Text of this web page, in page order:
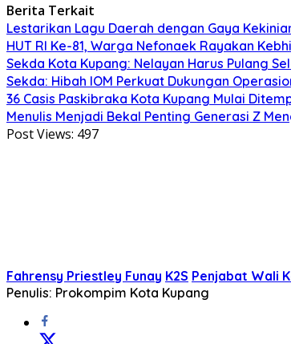
Berita Terkait
Lestarikan Lagu Daerah dengan Gaya
HUT RI Ke-81, Warga Nefonaek Rayakan
Sekda Kota Kupang: Nelayan Harus Pulang
Sekda: Hibah IOM Perkuat Dukungan
36 Casis Paskibraka Kota Kupang Mulai
Menulis Menjadi Bekal Penting Generasi Z
Post Views: 497
Fahrensy Priestley Funay K2S Penjabat Wali
Penulis: Prokompim Kota Kupang